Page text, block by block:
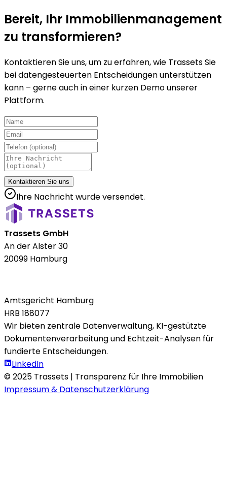
Bereit, Ihr Immobilien­manage­ment
zu trans­formieren?
Kontaktieren Sie uns, um zu erfahren, wie Trassets Sie
bei datengesteuerten Entscheidungen unterstützen
kann – gerne auch in einer kurzen Demo unserer
Plattform.
Kontaktieren Sie uns
Ihre Nachricht wurde versendet.
Trassets GmbH
An der Alster 30
20099 Hamburg
Amtsgericht Hamburg
HRB 188077
Wir bieten zentrale Datenverwaltung, KI-gestützte
Dokumentenverarbeitung und Echtzeit-Analysen für
fundierte Entscheidungen.
LinkedIn
© 2025 Trassets | Transparenz für Ihre Immobilien
Impressum & Datenschutzerklärung